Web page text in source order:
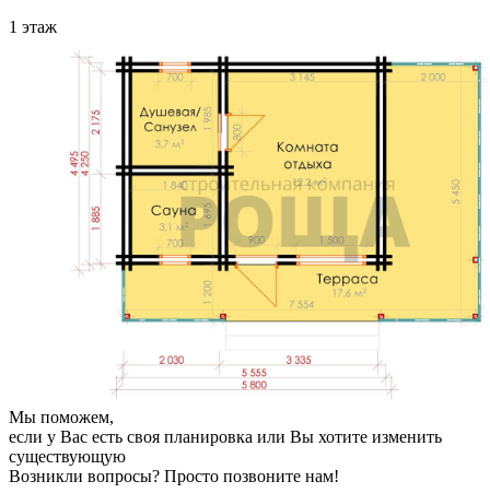
1 этаж
Мы поможем,
если у Вас есть своя планировка или Вы хотите изменить
существующую
Возникли вопросы? Просто позвоните нам!